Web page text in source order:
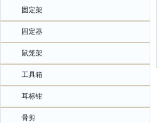
固定架
固定器
鼠笼架
工具箱
耳标钳
骨剪